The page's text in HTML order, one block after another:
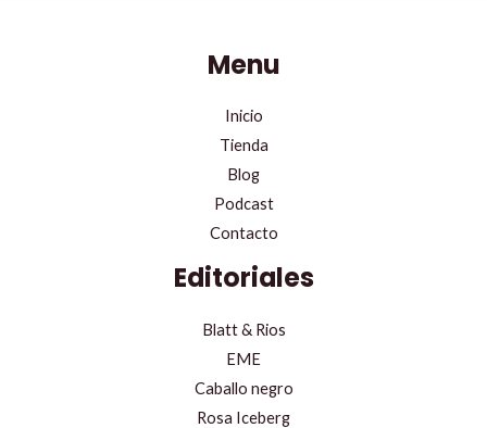
Menu
Inicio
Tienda
Blog
Podcast
Contacto
Editoriales
Blatt & Rios
EME
Caballo negro
Rosa Iceberg